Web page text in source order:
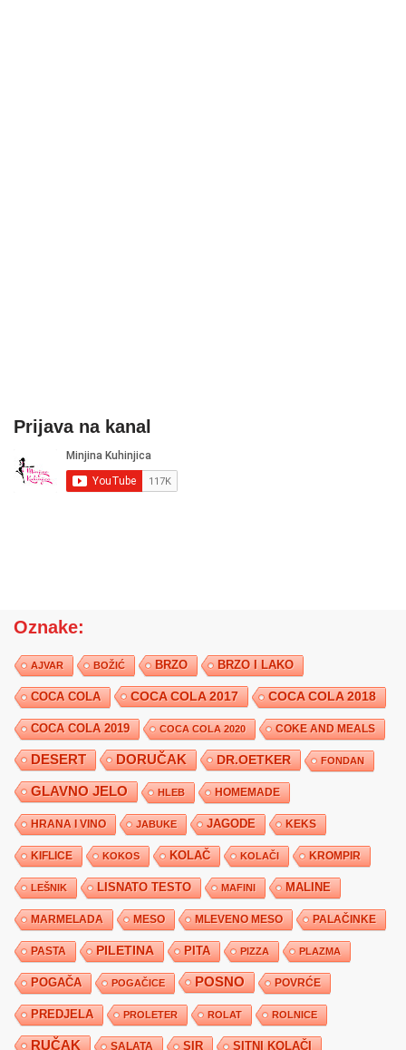
Prijava na kanal
Oznake:
AJVAR BOŽIĆ BRZO BRZO I LAKO
COCA COLA COCA COLA 2017 COCA COLA 2018
COCA COLA 2019 COCA COLA 2020 COKE AND MEALS
DESERT DORUČAK DR.OETKER FONDAN
GLAVNO JELO HLEB HOMEMADE
HRANA I VINO JABUKE JAGODE KEKS
KIFLICE KOKOS KOLAČ KOLAČI KROMPIR
LEŠNIK LISNATO TESTO MAFINI MALINE
MARMELADA MESO MLEVENO MESO PALAČINKE
PASTA PILETINA PITA PIZZA PLAZMA
POGAČA POGAČICE POSNO POVRĆE
PREDJELA PROLETER ROLAT ROLNICE
RUČAK SALATA SIR SITNI KOLAČI